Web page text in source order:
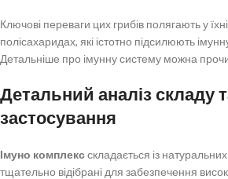
Ключові переваги цих грибів полягають у
полісахаридах, які істотно підсилюють
Детальніше про імунну систему можна
Детальний аналіз складу
застосування
Імуно комплексскладається із натуральних
тщательно відібрані для забезпечення